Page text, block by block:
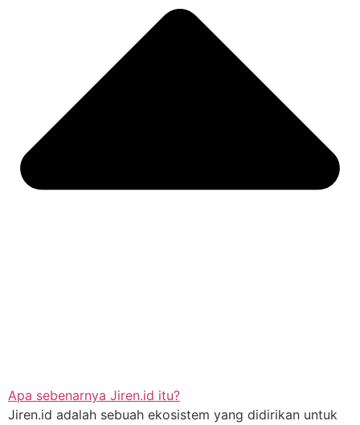
Apa sebenarnya Jiren.id itu?
Jiren.id adalah sebuah ekosistem yang didirikan untuk